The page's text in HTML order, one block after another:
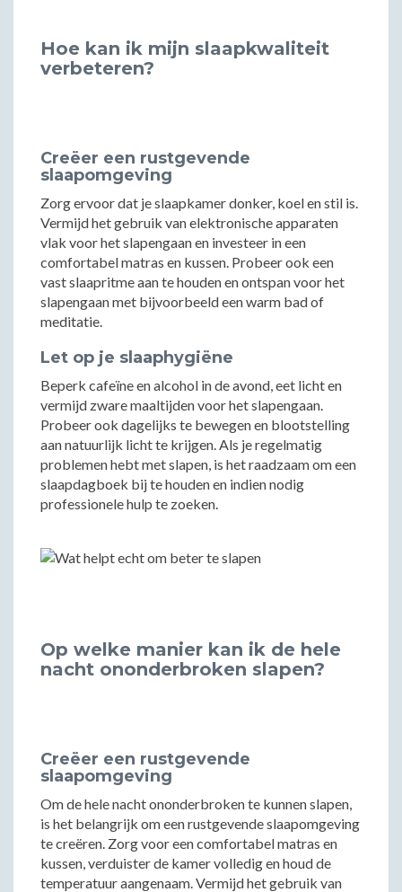
Hoe kan ik mijn slaapkwaliteit
verbeteren?
Creëer een rustgevende
slaapomgeving
Zorg ervoor dat je slaapkamer donker, koel en stil is.
Vermijd het gebruik van elektronische apparaten
vlak voor het slapengaan en investeer in een
comfortabel matras en kussen. Probeer ook een
vast slaapritme aan te houden en ontspan voor het
slapengaan met bijvoorbeeld een warm bad of
meditatie.
Let op je slaaphygiëne
Beperk cafeïne en alcohol in de avond, eet licht en
vermijd zware maaltijden voor het slapengaan.
Probeer ook dagelijks te bewegen en blootstelling
aan natuurlijk licht te krijgen. Als je regelmatig
problemen hebt met slapen, is het raadzaam om een
slaapdagboek bij te houden en indien nodig
professionele hulp te zoeken.
Op welke manier kan ik de hele
nacht ononderbroken slapen?
Creëer een rustgevende
slaapomgeving
Om de hele nacht ononderbroken te kunnen slapen,
is het belangrijk om een rustgevende slaapomgeving
te creëren. Zorg voor een comfortabel matras en
kussen, verduister de kamer volledig en houd de
temperatuur aangenaam. Vermijd het gebruik van